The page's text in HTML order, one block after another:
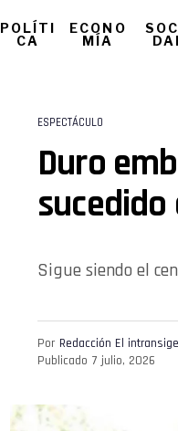
POLÍTI
CA
ECONO
MÍA
ESPECTÁCULO
Duro
sucedido
Sigue siendo el
Por Redacción El
Publicado 7 julio, 2026